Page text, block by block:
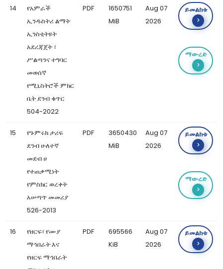
14
የአምራች
ኢንዱስትሪ ልማት
ኢንስቲትዩት
አደረጃጀት ፣
ሥልጣንና ተግባር
መወሰኛ
የሚኒስትሮች ምክር
ቤት ደንብ ቁጥር
504-2022
PDF
1650751
MiB
Aug 07
2026
ይመልከቱ
ማውረድ
15
የጉምሩክ ታሪፍ
ደንብ ሁለተኛ
መደብ ሀ
የተጠቃሚነት
የምስክር ወረቀት
አሠጣጥ መመሪያ
526-2013
PDF
3650430
MiB
Aug 07
2026
ይመልከቱ
ማውረድ
16
የዘርፍ፣ የሙያ
ማኅበራት እና
የዘርፍ ማኅበራት
PDF
695566
KiB
Aug 07
2026
ይመልከቱ